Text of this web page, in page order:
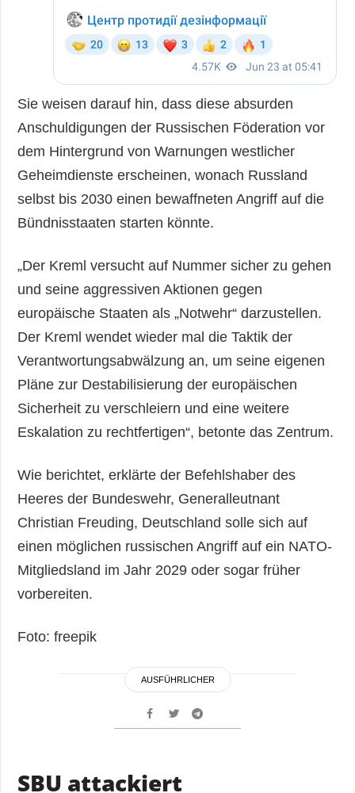
Sie weisen darauf hin, dass diese absurden
Anschuldigungen der Russischen Föderation vor
dem Hintergrund von Warnungen westlicher
Geheimdienste erscheinen, wonach Russland
selbst bis 2030 einen bewaffneten Angriff auf die
Bündnisstaaten starten könnte.
„Der Kreml versucht auf Nummer sicher zu gehen
und seine aggressiven Aktionen gegen
europäische Staaten als „Notwehr“ darzustellen.
Der Kreml wendet wieder mal die Taktik der
Verantwortungsabwälzung an, um seine eigenen
Pläne zur Destabilisierung der europäischen
Sicherheit zu verschleiern und eine weitere
Eskalation zu rechtfertigen“, betonte das Zentrum.
Wie berichtet, erklärte der Befehlshaber des
Heeres der Bundeswehr, Generalleutnant
Christian Freuding, Deutschland solle sich auf
einen möglichen russischen Angriff auf ein NATO-
Mitgliedsland im Jahr 2029 oder sogar früher
vorbereiten.
Foto: freepik
AUSFÜHRLICHER
SBU attackiert